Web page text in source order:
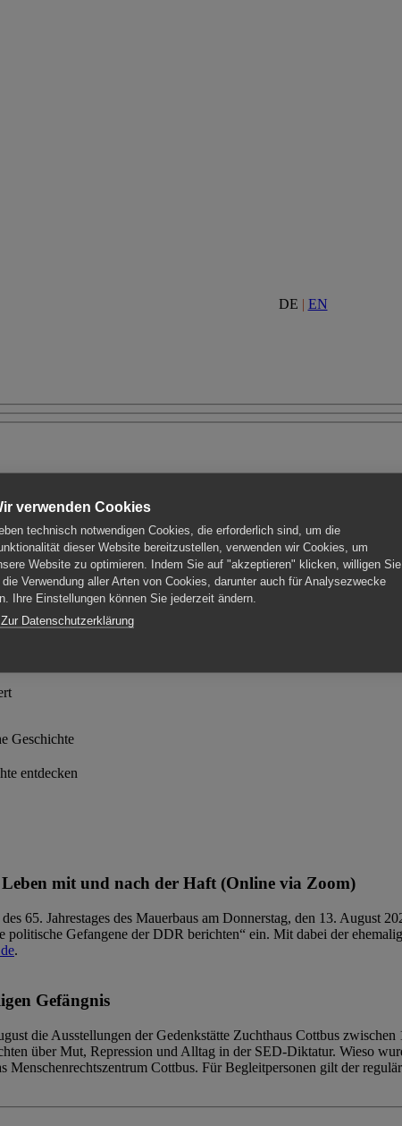
DE | EN
im Wandel erleben
entdecken
mit und nach der Haft (Online via Zoom)
65. Jahrestages des Mauerbaus am Donnerstag, den 13.
politische Gefangene der DDR berichten“ ein. Mit dabei der
.
Gefängnis
die Ausstellungen der Gedenkstätte Zuchthaus Cottbus
über Mut, Repression und Alltag in der SED-Diktatur. Wieso
Cottbus. Für Begleitpersonen gilt der
verwenden Cookies
technisch notwendigen Cookies, die erforderlich sind, um die
dieser Website bereitzustellen, verwenden wir Cookies, um
Website zu optimieren. Indem Sie auf "akzeptieren" klicken, willigen Sie
die Verwendung aller Arten von Cookies, darunter auch für Analysezwecke
Ihre Einstellungen können Sie jederzeit ändern.
Datenschutzerklärung